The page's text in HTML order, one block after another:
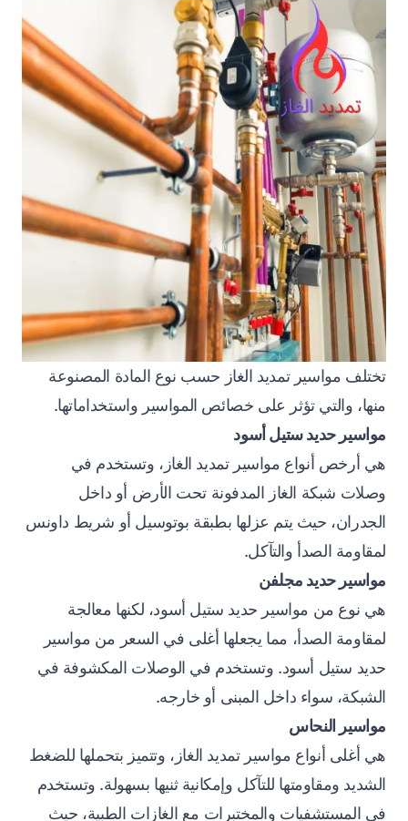
تختلف مواسير تمديد الغاز حسب نوع المادة المصنوعة
منها، والتي تؤثر على خصائص المواسير واستخداماتها.
مواسير حديد ستيل أسود
هي أرخص أنواع مواسير تمديد الغاز، وتستخدم في
وصلات شبكة الغاز المدفونة تحت الأرض أو داخل
الجدران، حيث يتم عزلها بطبقة بوتوسيل أو شريط داونس
لمقاومة الصدأ والتآكل.
مواسير حديد مجلفن
هي نوع من مواسير حديد ستيل أسود، لكنها معالجة
لمقاومة الصدأ، مما يجعلها أغلى في السعر من مواسير
حديد ستيل أسود. وتستخدم في الوصلات المكشوفة في
الشبكة، سواء داخل المبنى أو خارجه.
مواسير النحاس
هي أغلى أنواع مواسير تمديد الغاز، وتتميز بتحملها للضغط
الشديد ومقاومتها للتآكل وإمكانية ثنيها بسهولة. وتستخدم
في المستشفيات والمختبرات مع الغازات الطبية، حيث